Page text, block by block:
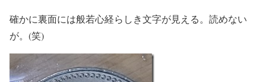
確かに裏面には般若心経らしき文字が見える。読めない
が。(笑)